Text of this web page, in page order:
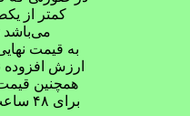
کمتر از
می‌باشد
ارزش افزوده
همچنین
برای ۴۸ ساعت معتبر می‌باشند.